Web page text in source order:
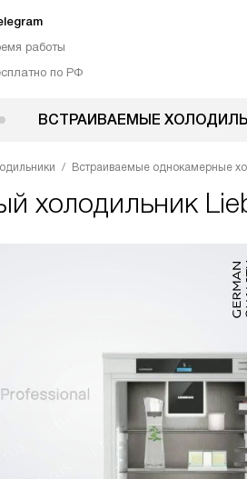
работы
по РФ
ВСТРАИВАЕМЫЕ
Встраиваемые однокамерные
холодильник